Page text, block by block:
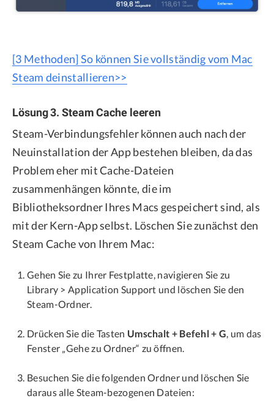
[3 Methoden] So können Sie vollständig vom Mac
Steam deinstallieren>>
Lösung 3. Steam Cache leeren
Steam-Verbindungsfehler können auch nach der
Neuinstallation der App bestehen bleiben, da das
Problem eher mit Cache-Dateien
zusammenhängen könnte, die im
Bibliotheksordner Ihres Macs gespeichert sind, als
mit der Kern-App selbst. Löschen Sie zunächst den
Steam Cache von Ihrem Mac:
Gehen Sie zu Ihrer Festplatte, navigieren Sie zu
Library > Application Support und löschen Sie den
Steam-Ordner.
Drücken Sie die Tasten Umschalt + Befehl + G , um das
Fenster „Gehe zu Ordner“ zu öffnen.
Besuchen Sie die folgenden Ordner und löschen Sie
daraus alle Steam-bezogenen Dateien: